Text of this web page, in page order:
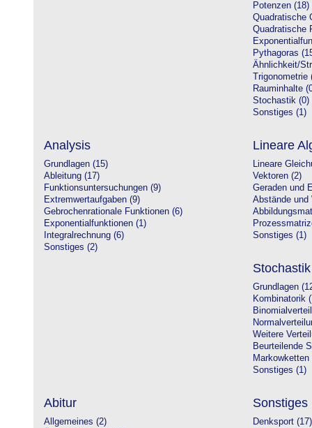
Potenzen (18)
Quadratische
Quadratische
Pythagoras
Ähnlichkeit/
Trigonometrie
Rauminhalte
Stochastik (0)
Sonstiges (1)
Analysis
Grundlagen (15)
Ableitung (17)
Funktionsuntersuchungen (9)
Extremwertaufgaben (9)
Gebrochenrationale Funktionen (6)
Exponentialfunktionen (1)
Integralrechnung (6)
Sonstiges (2)
Lineare
Lineare
Vektoren (2)
Geraden und
Abstände und
Sonstiges (1)
Stochastik
Grundlagen
Kombinatorik
Weitere
Beurteilende
Markowketten
Sonstiges (1)
Abitur
Allgemeines (2)
Sonstiges
Denksport (17)